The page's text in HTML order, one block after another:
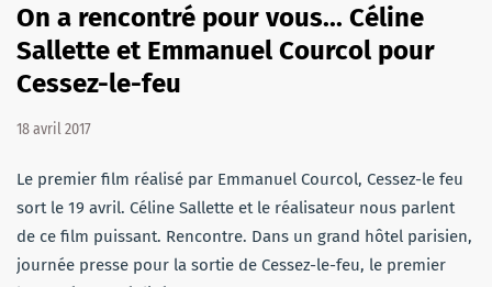
On a rencontré pour vous... Céline
Sallette et Emmanuel Courcol pour
Cessez-le-feu
18 avril 2017
Le premier film réalisé par Emmanuel Courcol, Cessez-le feu
sort le 19 avril. Céline Sallette et le réalisateur nous parlent
de ce film puissant. Rencontre. Dans un grand hôtel parisien,
journée presse pour la sortie de Cessez-le-feu, le premier